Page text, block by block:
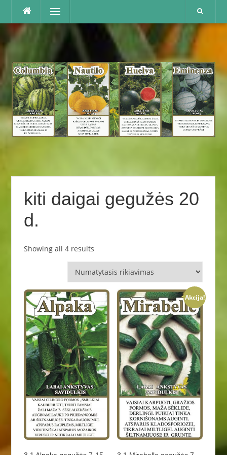
Praleisti
Menu
kiti daigai gegužės 20
d.
Showing all 4 results
Akcija!